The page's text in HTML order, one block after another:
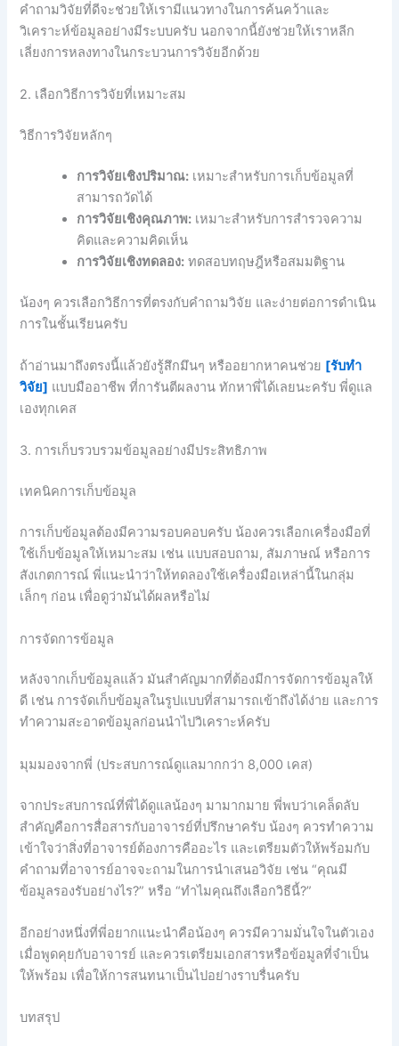
คำถามวิจัยที่ดีจะช่วยให้เรามีแนวทางในการค้นคว้าและ
วิเคราะห์ข้อมูลอย่างมีระบบครับ นอกจากนี้ยังช่วยให้เราหลีก
เลี่ยงการหลงทางในกระบวนการวิจัยอีกด้วย
2. เลือกวิธีการวิจัยที่เหมาะสม
วิธีการวิจัยหลักๆ
การวิจัยเชิงปริมาณ: เหมาะสำหรับการเก็บข้อมูลที่
สามารถวัดได้
การวิจัยเชิงคุณภาพ: เหมาะสำหรับการสำรวจความ
คิดและความคิดเห็น
การวิจัยเชิงทดลอง: ทดสอบทฤษฎีหรือสมมติฐาน
น้องๆ ควรเลือกวิธีการที่ตรงกับคำถามวิจัย และง่ายต่อการดำเนิน
การในชั้นเรียนครับ
ถ้าอ่านมาถึงตรงนี้แล้วยังรู้สึกมึนๆ หรืออยากหาคนช่วย [รับทำ
วิจัย] แบบมืออาชีพ ที่การันตีผลงาน ทักหาพี่ได้เลยนะครับ พี่ดูแล
เองทุกเคส
3. การเก็บรวบรวมข้อมูลอย่างมีประสิทธิภาพ
เทคนิคการเก็บข้อมูล
การเก็บข้อมูลต้องมีความรอบคอบครับ น้องควรเลือกเครื่องมือที่
ใช้เก็บข้อมูลให้เหมาะสม เช่น แบบสอบถาม, สัมภาษณ์ หรือการ
สังเกตการณ์ พี่แนะนำว่าให้ทดลองใช้เครื่องมือเหล่านี้ในกลุ่ม
เล็กๆ ก่อน เพื่อดูว่ามันได้ผลหรือไม่
การจัดการข้อมูล
หลังจากเก็บข้อมูลแล้ว มันสำคัญมากที่ต้องมีการจัดการข้อมูลให้
ดี เช่น การจัดเก็บข้อมูลในรูปแบบที่สามารถเข้าถึงได้ง่าย และการ
ทำความสะอาดข้อมูลก่อนนำไปวิเคราะห์ครับ
มุมมองจากพี่ (ประสบการณ์ดูแลมากกว่า 8,000 เคส)
จากประสบการณ์ที่พี่ได้ดูแลน้องๆ มามากมาย พี่พบว่าเคล็ดลับ
สำคัญคือการสื่อสารกับอาจารย์ที่ปรึกษาครับ น้องๆ ควรทำความ
เข้าใจว่าสิ่งที่อาจารย์ต้องการคืออะไร และเตรียมตัวให้พร้อมกับ
คำถามที่อาจารย์อาจจะถามในการนำเสนอวิจัย เช่น “คุณมี
ข้อมูลรองรับอย่างไร?” หรือ “ทำไมคุณถึงเลือกวิธีนี้?”
อีกอย่างหนึ่งที่พี่อยากแนะนำคือน้องๆ ควรมีความมั่นใจในตัวเอง
เมื่อพูดคุยกับอาจารย์ และควรเตรียมเอกสารหรือข้อมูลที่จำเป็น
ให้พร้อม เพื่อให้การสนทนาเป็นไปอย่างราบรื่นครับ
บทสรุป